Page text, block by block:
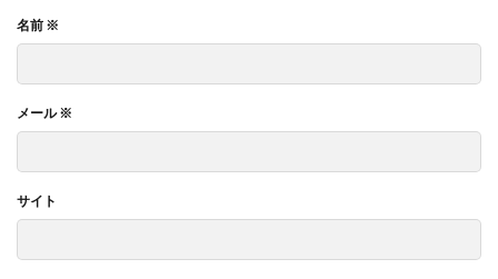
名前 ※
メール※
サイト